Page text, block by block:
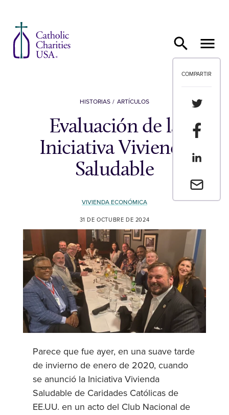
COMPARTIR
Envia un
HISTORIAS ARTÍCULOS
Evaluación de la
Iniciativa Vivienda
Saludable
VIVIENDA ECONÓMICA
31 DE OCTUBRE DE 2024
Parece que fue ayer, en una suave tarde
de invierno de enero de 2020, cuando
se anunció la Iniciativa Vivienda
Saludable de Caridades Católicas de
EE.UU. en un acto del Club Nacional de